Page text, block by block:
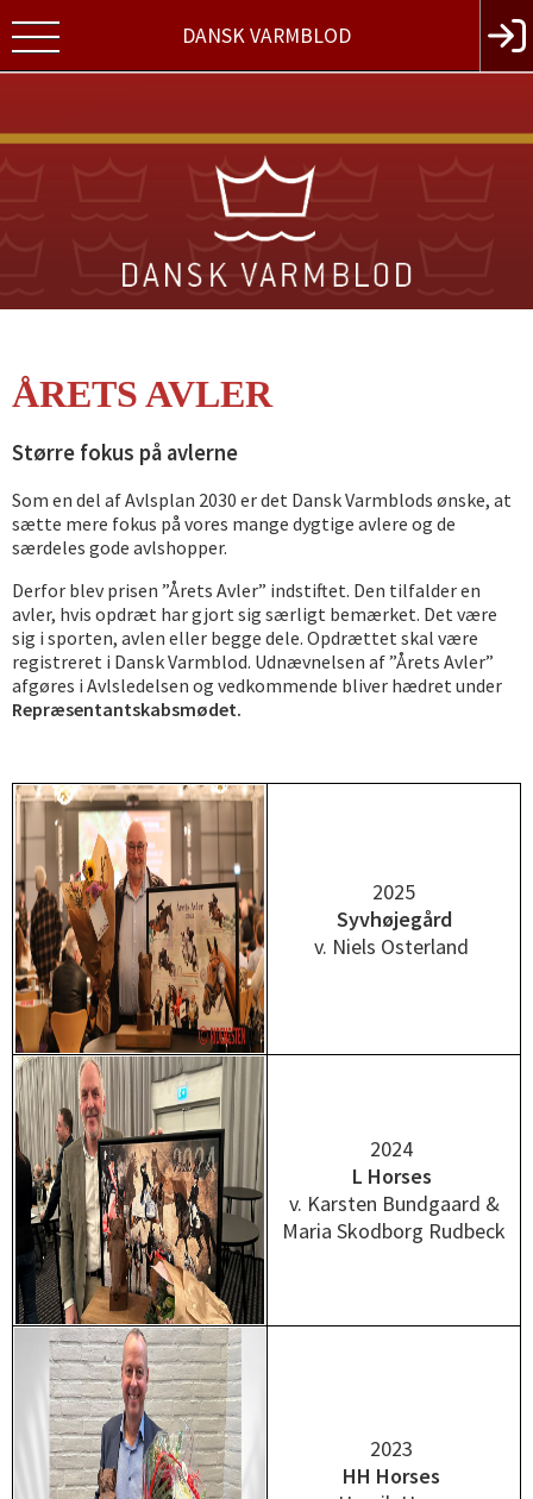
DANSK VARMBLOD
ÅRETS AVLER
Større fokus på avlerne
Som en del af Avlsplan 2030 er det Dansk Varmblods ønske, at
sætte mere fokus på vores mange dygtige avlere og de
særdeles gode avlshopper.
Derfor blev prisen ”Årets Avler” indstiftet. Den tilfalder en
avler, hvis opdræt har gjort sig særligt bemærket. Det være
sig i sporten, avlen eller begge dele. Opdrættet skal være
registreret i Dansk Varmblod. Udnævnelsen af ”Årets Avler”
afgøres i Avlsledelsen og vedkommende bliver hædret under
Repræsentantskabsmødet.
2025
Syvhøjegård
v. Niels Osterland
2024
L Horses
v. Karsten Bundgaard &
Maria Skodborg Rudbeck
2023
HH Horses